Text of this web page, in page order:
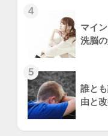
4
マイ
洗脳
5
誰と
由と